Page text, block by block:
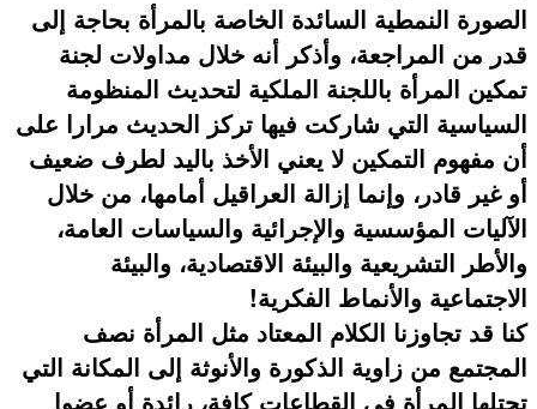
الصورة النمطية السائدة الخاصة بالمرأة بحاجة إلى
قدر من المراجعة، وأذكر أنه خلال مداولات لجنة
تمكين المرأة باللجنة الملكية لتحديث المنظومة
السياسية التي شاركت فيها تركز الحديث مرارا على
أن مفهوم التمكين لا يعني الأخذ باليد لطرف ضعيف
أو غير قادر، وإنما إزالة العراقيل أمامها، من خلال
الآليات المؤسسية والإجرائية والسياسات العامة،
والأطر التشريعية والبيئة الاقتصادية، والبيئة
الاجتماعية والأنماط الفكرية!
كنا قد تجاوزنا الكلام المعتاد مثل المرأة نصف
المجتمع من زاوية الذكورة والأنوثة إلى المكانة التي
تحتلها المرأة في القطاعات كافة، رائدة أو عضوا